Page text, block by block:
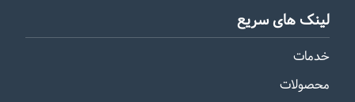
لینک های سریع
خدمات
محصولات